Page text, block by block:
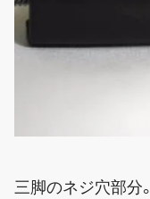
三脚のネジ穴部分。